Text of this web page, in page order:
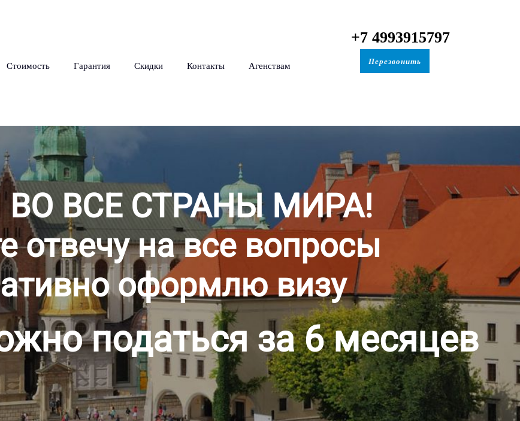
Стоимость Гарантия Скидки Контакты Агенствам
+7 4993915797
Перезвонить
ВСЕ СТРАНЫ МИРА!
отвечу на все вопросы
оформлю визу
податься за 6 месяцев